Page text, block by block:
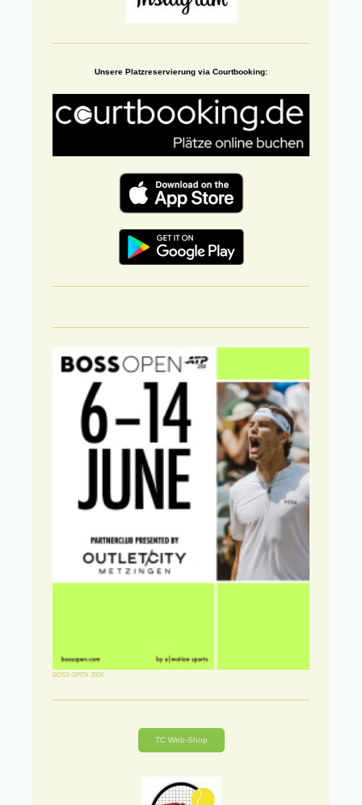
Unsere Platzreservierung via Courtbooking:
BOSS OPEN 2026
TC Web-Shop